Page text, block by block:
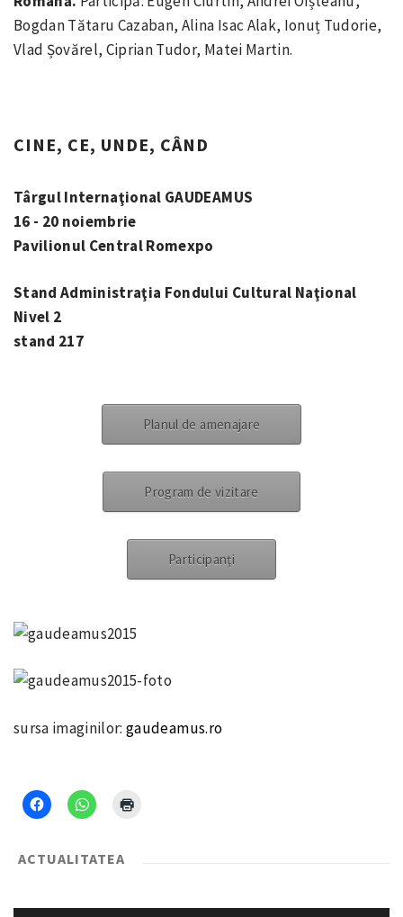
Bogdan Tătaru Cazaban, Alina Isac Alak, Ionuț Tudorie,
Vlad Șovărel, Ciprian Tudor, Matei Martin.
CINE, CE, UNDE, CÂND
Târgul Internaţional GAUDEAMUS
16 - 20 noiembrie
Pavilionul Central Romexpo
Stand Administraţia Fondului Cultural Naţional
Nivel 2
stand 217
Planul de amenajare
Program de vizitare
Participanţi
sursa imaginilor:gaudeamus.ro
ACTUALITATEA